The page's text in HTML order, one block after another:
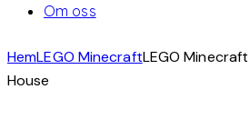
Om oss
HemLEGO MinecraftLEGO
House